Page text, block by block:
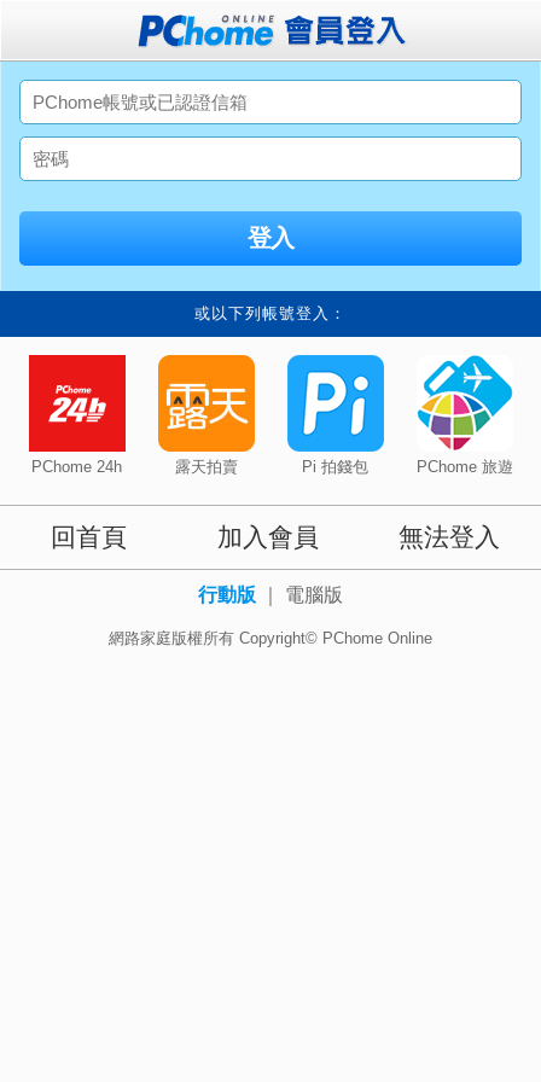
或以下列帳號登入：
PChome 24h 露天拍賣 Pi 拍錢包 PChome 旅遊
回首頁 加入會員 無法登入
行動版 電腦版
網路家庭版權所有 Copyright© PChome Online